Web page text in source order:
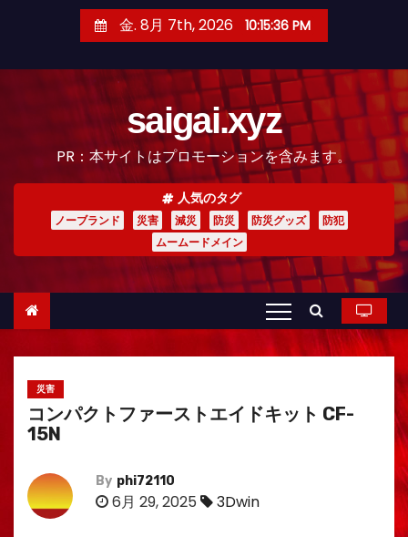
金. 8月 7th, 2026 10:15:38 PM
saigai.xyz
PR：本サイトはプロモーションを含みます。
人気のタグ
ノーブランド 災害 減災 防災 防災グッズ
防犯
ムームードメイン
災害
コンパクトファーストエイドキット CF-
15N
By phi72110
6月 29, 2025 3Dwin